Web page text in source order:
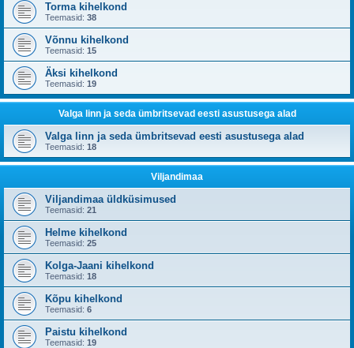
Torma kihelkond
Teemasid: 38
Võnnu kihelkond
Teemasid: 15
Äksi kihelkond
Teemasid: 19
Valga linn ja seda ümbritsevad eesti asustusega alad
Valga linn ja seda ümbritsevad eesti asustusega alad
Teemasid: 18
Viljandimaa
Viljandimaa üldküsimused
Teemasid: 21
Helme kihelkond
Teemasid: 25
Kolga-Jaani kihelkond
Teemasid: 18
Kõpu kihelkond
Teemasid: 6
Paistu kihelkond
Teemasid: 19